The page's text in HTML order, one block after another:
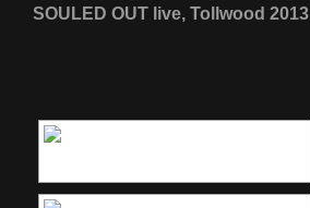
SOULED OUT live, Tollwood 2013